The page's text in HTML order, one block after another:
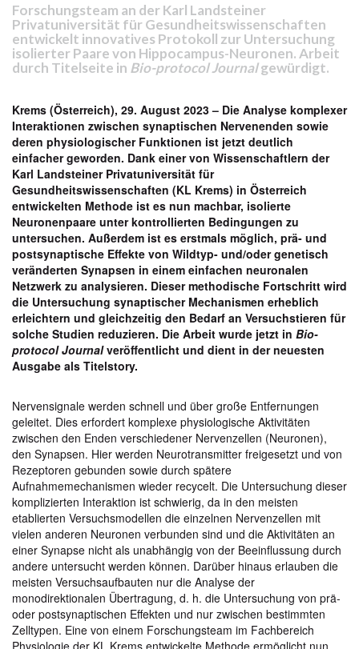
Forschungsteam an der Karl Landsteiner
Privatuniversität für Gesundheitswissenschaften
entwickelt innovatives Protokoll zur Untersuchung
isolierter Paare von Hippocampus-Neuronen. Arbeit
durch Titelseite in Bio-protocol Journalgewürdigt.
Krems (Österreich), 29. August 2023 – Die Analyse komplexer
Interaktionen zwischen synaptischen Nervenenden sowie
deren physiologischer Funktionen ist jetzt deutlich
einfacher geworden. Dank einer von Wissenschaftlern der
Karl Landsteiner Privatuniversität für
Gesundheitswissenschaften (KL Krems) in Österreich
entwickelten Methode ist es nun machbar, isolierte
Neuronenpaare unter kontrollierten Bedingungen zu
untersuchen. Außerdem ist es erstmals möglich, prä- und
postsynaptische Effekte von Wildtyp- und/oder genetisch
veränderten Synapsen in einem einfachen neuronalen
Netzwerk zu analysieren. Dieser methodische Fortschritt wird
die Untersuchung synaptischer Mechanismen erheblich
erleichtern und gleichzeitig den Bedarf an Versuchstieren für
solche Studien reduzieren. Die Arbeit wurde jetzt in Bio-
protocol Journalveröffentlicht und dient in der neuesten
Ausgabe als Titelstory.
Nervensignale werden schnell und über große Entfernungen
geleitet. Dies erfordert komplexe physiologische Aktivitäten
zwischen den Enden verschiedener Nervenzellen (Neuronen),
den Synapsen. Hier werden Neurotransmitter freigesetzt und von
Rezeptoren gebunden sowie durch spätere
Aufnahmemechanismen wieder recycelt. Die Untersuchung dieser
komplizierten Interaktion ist schwierig, da in den meisten
etablierten Versuchsmodellen die einzelnen Nervenzellen mit
vielen anderen Neuronen verbunden sind und die Aktivitäten an
einer Synapse nicht als unabhängig von der Beeinflussung durch
andere untersucht werden können. Darüber hinaus erlauben die
meisten Versuchsaufbauten nur die Analyse der
monodirektionalen Übertragung, d. h. die Untersuchung von prä-
oder postsynaptischen Effekten und nur zwischen bestimmten
Zelltypen. Eine von einem Forschungsteam im Fachbereich